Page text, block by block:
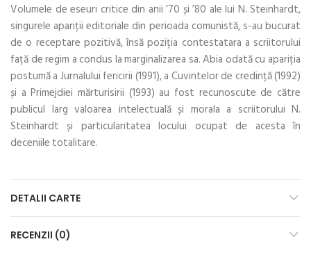
Volumele de eseuri critice din anii ’70 și ’80 ale lui N. Steinhardt,
singurele apariții editoriale din perioada comunistă, s-au bucurat
de o receptare pozitivă, însă poziția contestatara a scriitorului
față de regim a condus la marginalizarea sa. Abia odată cu apariția
postumă a Jurnalului fericirii (1991), a Cuvintelor de credință (1992)
și a Primejdiei mărturisirii (1993) au fost recunoscute de către
publicul larg valoarea intelectuală și morala a scriitorului N.
Steinhardt și particularitatea locului ocupat de acesta în
deceniile totalitare.
DETALII CARTE
RECENZII (0)